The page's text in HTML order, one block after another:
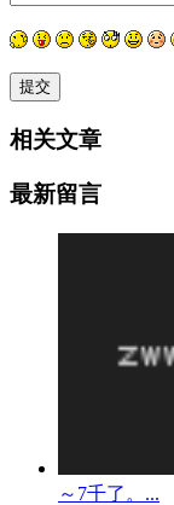
相关文章
最新留言
～7千了。...